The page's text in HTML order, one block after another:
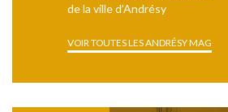
de la ville d’Andrésy
VOIR TOUTES LES ANDRÉSY MAG